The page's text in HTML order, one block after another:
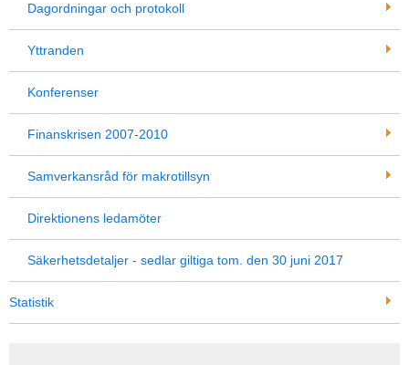
Dagordningar och protokoll
Yttranden
Konferenser
Finanskrisen 2007-2010
Samverkansråd för makrotillsyn
Direktionens ledamöter
Säkerhetsdetaljer - sedlar giltiga tom. den 30 juni 2017
Statistik